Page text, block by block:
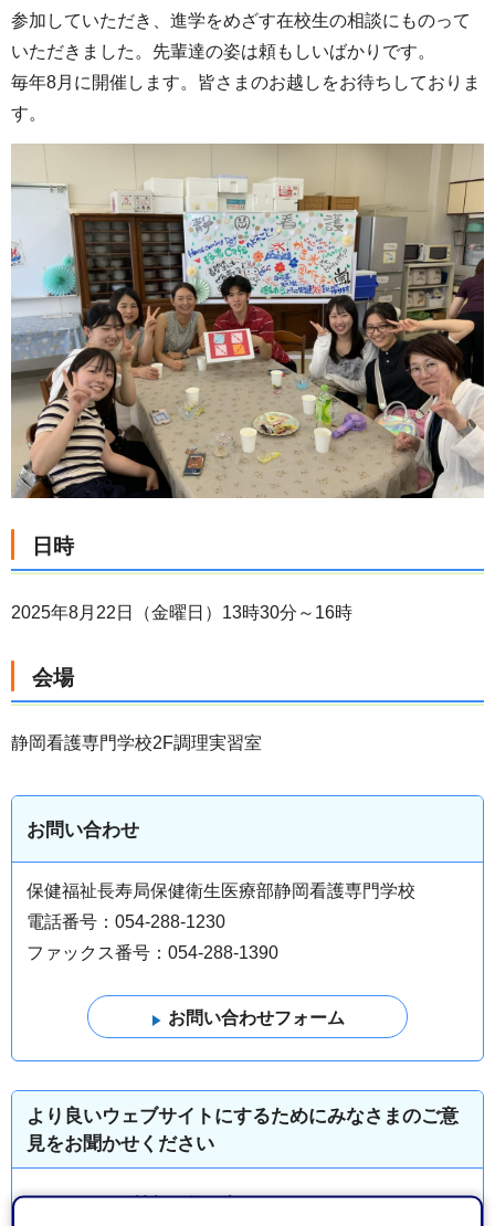
参加していただき、進学をめざす在校生の相談にものって
いただきました。先輩達の姿は頼もしいばかりです。
毎年8月に開催します。皆さまのお越しをお待ちしておりま
す。
日時
2025年8月 22 日（金曜日） 13時30分 ～ 16時
会場
静岡看護専門学校2F調理実習室
お問い合わせ
保健福祉長寿局保健衛生医療部静岡看護専門学校
電話番号：054-288-1230
ファックス番号：054-288-1390
より良いウェブサイトにするためにみなさまのご意
見をお聞かせください
このページの情報は役に立ちましたか？